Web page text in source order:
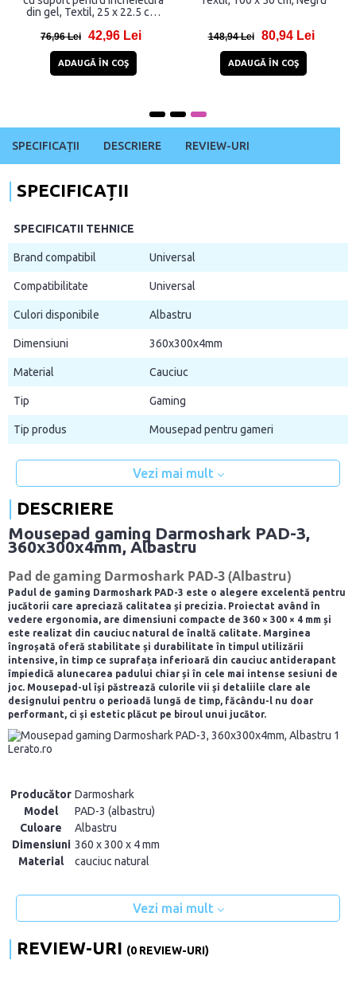
din gel, Textil, 25 x 22.5 cm,
76,96 Lei 42,96 Lei
ADAUGĂ ÎN COŞ
148,94 Lei 80,94 Lei
ADAUGĂ ÎN COŞ
SPECIFICAȚII DESCRIERE REVIEW-URI
SPECIFICAȚII
SPECIFICATII TEHNICE
Brand compatibil Universal
Compatibilitate Universal
Culori disponibile Albastru
Dimensiuni 360x300x4mm
Material Cauciuc
Tip Gaming
Tip produs Mousepad pentru gameri
Vezi mai mult
DESCRIERE
Mousepad gaming Darmoshark PAD-3,
360x300x4mm, Albastru
Pad de gaming Darmoshark PAD-3 (Albastru)
Padul de gaming Darmoshark PAD-3 este o alegere excelentă pentru
jucătorii care apreciază calitatea și precizia. Proiectat având în
vedere ergonomia, are dimensiuni compacte de 360 × 300 × 4 mm și
este realizat din cauciuc natural de înaltă calitate. Marginea
îngroșată oferă stabilitate și durabilitate în timpul utilizării
intensive, în timp ce suprafața inferioară din cauciuc antiderapant
împiedică alunecarea padului chiar și în cele mai intense sesiuni de
joc. Mousepad-ul își păstrează culorile vii și detaliile clare ale
designului pentru o perioadă lungă de timp, făcându-l nu doar
performant, ci și estetic plăcut pe biroul unui jucător.
Producător Darmoshark
Model
PAD-3 (albastru)
Culoare
Albastru
Dimensiuni 360 x 300 x 4 mm
Material
cauciuc natural
Vezi mai mult
REVIEW-URI (0 REVIEW-URI)